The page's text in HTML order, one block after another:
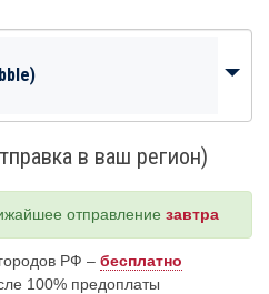
в ваш регион)
отправление завтра
РФ – бесплатно
100% предоплаты